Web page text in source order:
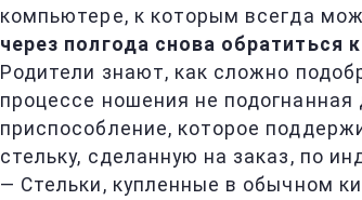
компьютере, к которым всегда
через полгода снова обратиться
Родители знают, как сложно
процессе ношения не
приспособление, которое
стельку, сделанную на заказ, по
— Стельки, купленные в обычном